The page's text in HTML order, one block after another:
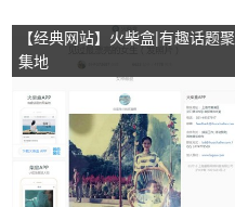
【经典网站】火柴盒|有趣话题聚
集地